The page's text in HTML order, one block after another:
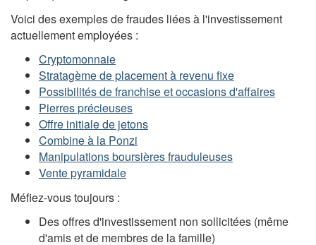
Voici des exemples de fraudes liées à l'investissement
actuellement employées :
Cryptomonnaie
Stratagème de placement à revenu fixe
Possibilités de franchise et occasions d'affaires
Pierres précieuses
Offre initiale de jetons
Combine à la Ponzi
Manipulations boursières frauduleuses
Vente pyramidale
Méfiez-vous toujours :
Des offres d'investissement non sollicitées (même
d'amis et de membres de la famille)